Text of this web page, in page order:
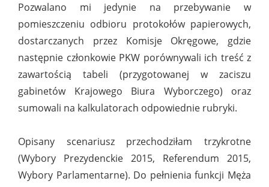
Pozwalano mi jedynie na przebywanie w
pomieszczeniu odbioru protokołów papierowych,
dostarczanych przez Komisje Okręgowe, gdzie
następnie członkowie PKW porównywali ich treść z
zawartością tabeli (przygotowanej w zaciszu
gabinetów Krajowego Biura Wyborczego) oraz
sumowali na kalkulatorach odpowiednie rubryki.
Opisany scenariusz przechodziłam trzykrotne
(Wybory Prezydenckie 2015, Referendum 2015,
Wybory Parlamentarne). Do pełnienia funkcji Męża